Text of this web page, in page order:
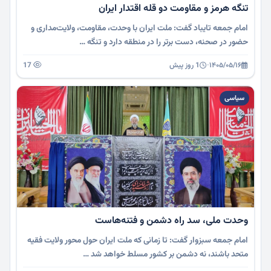
تنگه هرمز و مقاومت دو قله اقتدار ایران
امام جمعه تایباد گفت: ملت ایران با وحدت، مقاومت، ولایت‌مداری و
حضور در صحنه، دست برتر را در منطقه دارد و تنگه …
۱۴۰۵/۰۵/۱۶· 1 روز پیش
سیاسی
وحدت ملی، سد راه دشمن و فتنه‌هاست
امام جمعه سبزوار گفت: تا زمانی که ملت ایران حول محور ولایت فقیه
متحد باشند، نه دشمن بر کشور مسلط خواهد شد …